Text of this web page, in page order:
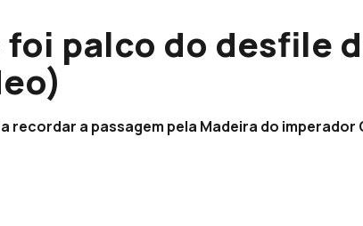
foi palco do desfile
recordar a passagem pela Madeira do imperador